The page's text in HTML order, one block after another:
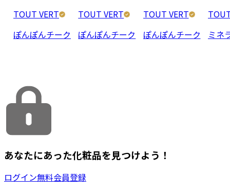
TOUT VERT
ぽんぽんチーク
TOUT VERT
ぽんぽんチーク
TOUT VERT
ぽんぽんチーク
ミネ
あなたにあった化粧品を見つけよう！
ログイン無料会員登録